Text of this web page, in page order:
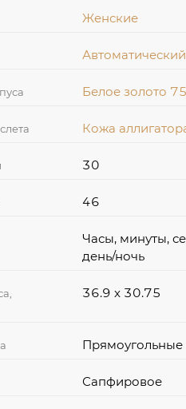
Женские
Автоматический
Белое золото
Кожа
30
46
Часы, минуты,
день/ночь
36.9 x 30.75
Прямоугольные
Сапфировое